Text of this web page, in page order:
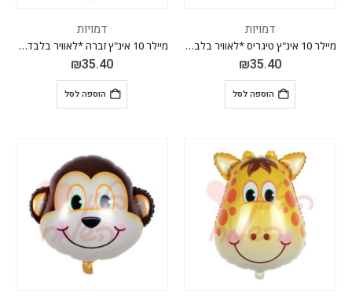
דמויות
מיילר 10 אינ"ץ טיגריס *לאוויר בלבד* *מגיע בחבילה 10 יח'*
₪35.40
הוספה לסל
דמויות
מיילר 10 אינ"ץ זברה *לאוויר בלבד* *מגיע בחבילה 10 יח'*
₪35.40
הוספה לסל